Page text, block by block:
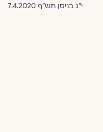
י"ג בניסן תש"ף 7.4.2020